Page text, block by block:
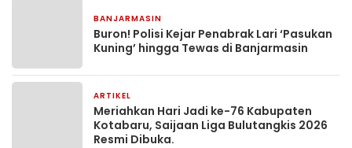
BANJARMASIN
Buron! Polisi Kejar Penabrak Lari ‘Pasukan
Kuning’ hingga Tewas di Banjarmasin
ARTIKEL
Meriahkan Hari Jadi ke-76 Kabupaten
Kotabaru, Saijaan Liga Bulutangkis 2026
Resmi Dibuka.